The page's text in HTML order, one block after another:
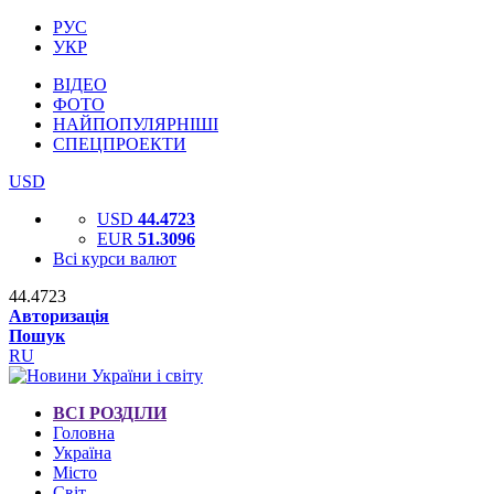
РУС
УКР
ВІДЕО
ФОТО
НАЙПОПУЛЯРНІШІ
СПЕЦПРОЕКТИ
USD
USD 44.4723
EUR 51.3096
Всі курси валют
44.4723
Авторизація
Пошук
RU
ВСІ РОЗДІЛИ
Головна
Україна
Місто